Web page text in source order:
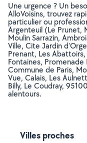
Une urgence ? Un
AlloVoisins, trouvez
particulier ou
Argenteuil (Le Prunet,
Moulin Sarrazin,
Ville, Cite Jardin
Prenant, Les
Fontaines, Promenade
Commune de Paris,
Vue, Calais, Les
Billy, Le Coudray,
alentours.
Villes proches